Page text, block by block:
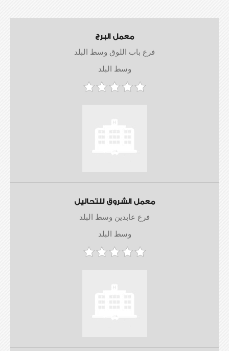
معمل البرج
فرع باب اللوق وسط البلد
وسط البلد
معمل الشروق للتحاليل
فرع عابدين وسط البلد
وسط البلد